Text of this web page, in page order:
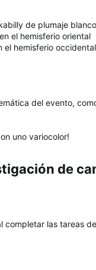
de plumaje
el hemisferio oriental
el hemisferio occidental
del evento,
uno variocolor!
de
completar las tareas